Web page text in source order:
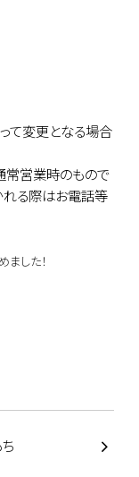
て変更となる場合
常営業時のもので
れる際はお電話等
ました！